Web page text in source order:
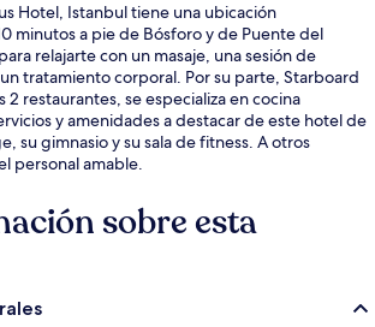
Hotel, Istanbul tiene una ubicación
minutos a pie de Bósforo y de Puente del
relajarte con un masaje, una sesión de
tratamiento corporal. Por su parte, Starboard
2 restaurantes, se especializa en cocina
y amenidades a destacar de este hotel de
su gimnasio y su sala de fitness. A otros
personal amable.
sobre esta